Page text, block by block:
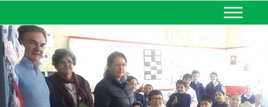
MINISTERIO DE EDUCACIÓN
DE CORRIENTES